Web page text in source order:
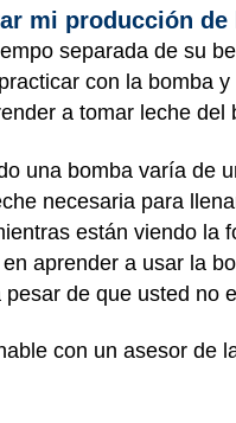
mi producción de
separada de su
con la bomba
a tomar leche del
una bomba varía de
necesaria para
están viendo la
aprender a usar la
de que usted no
con un asesor de